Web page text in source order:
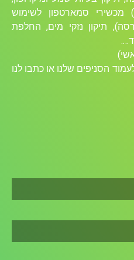
מכשירי סמארטפון לשימוש
תיקון נזקי מים, החלפת
הסניפים שלנו או כתבו לנו